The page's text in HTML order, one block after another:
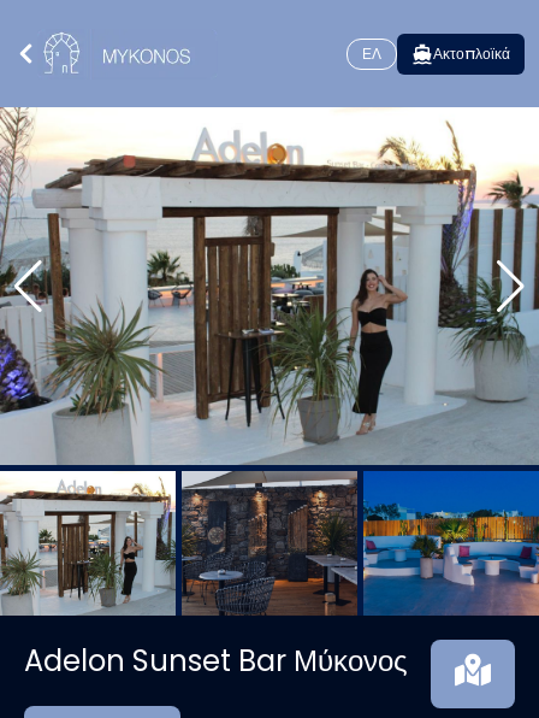
ΕΛ Ακτοπλοϊκά
Adelon Sunset Bar Μύκονος